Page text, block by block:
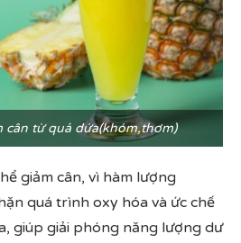
cân từ quả dứa(khóm,thơm)
giảm cân, vì hàm lượng
quá trình oxy hóa và ức chế
giúp giải phóng năng lượng dư